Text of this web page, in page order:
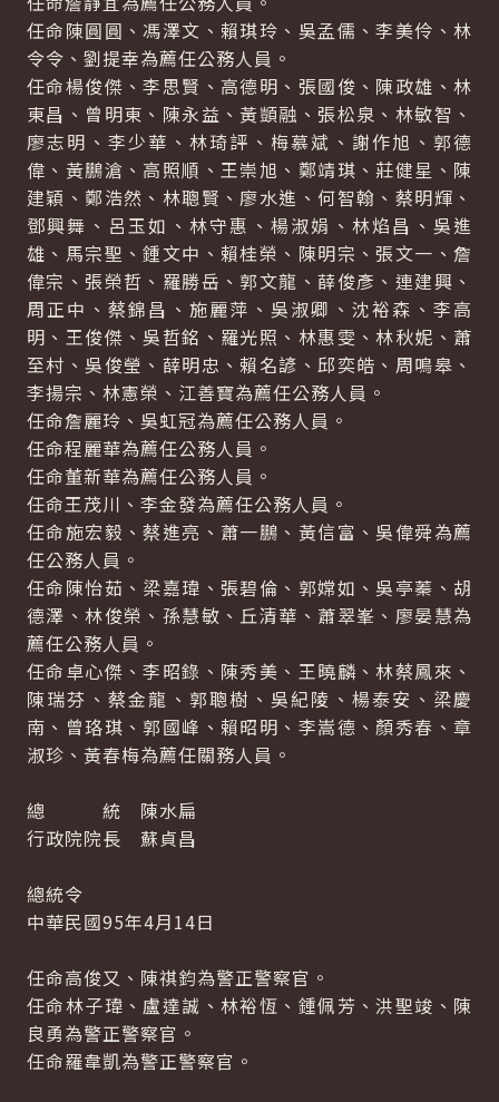
任命陳圓圓、馮澤文、賴琪玲、吳孟儒、李美伶、林
令令、劉提幸為薦任公務人員。
任命楊俊傑、李思賢、高德明、張國俊、陳政雄、林
東昌、曾明東、陳永益、黃顗融、張松泉、林敏智、
廖志明、李少華、林琦評、梅慕斌、謝作旭、郭德
偉、黃鵬滄、高照順、王崇旭、鄭靖琪、莊健星、陳
建穎、鄭浩然、林聰賢、廖水進、何智翰、蔡明輝、
鄧興舞、呂玉如、林守惠、楊淑娟、林焰昌、吳進
雄、馬宗聖、鍾文中、賴桂榮、陳明宗、張文一、詹
偉宗、張榮哲、羅勝岳、郭文龍、薛俊彥、連建興、
周正中、蔡錦昌、施麗萍、吳淑卿、沈裕森、李高
明、王俊傑、吳哲銘、羅光照、林惠雯、林秋妮、蕭
至村、吳俊瑩、薛明忠、賴名諺、邱奕皓、周鳴皋、
李揚宗、林憲榮、江善寶為薦任公務人員。
任命詹麗玲、吳虹冠為薦任公務人員。
任命程麗華為薦任公務人員。
任命董新華為薦任公務人員。
任命王茂川、李金發為薦任公務人員。
任命施宏毅、蔡進亮、蕭一鵬、黃信富、吳偉舜為薦
任公務人員。
任命陳怡茹、梁嘉瑋、張碧倫、郭嫦如、吳亭蓁、胡
德澤、林俊榮、孫慧敏、丘清華、蕭翠峯、廖晏慧為
薦任公務人員。
任命卓心傑、李昭錄、陳秀美、王曉麟、林蔡鳳來、
陳瑞芬、蔡金龍、郭聰樹、吳紀陵、楊泰安、梁慶
南、曾珞琪、郭國峰、賴昭明、李嵩德、顏秀春、章
淑珍、黃春梅為薦任關務人員。
總 統 陳水扁
行政院院長 蘇貞昌
總統令
中華民國95年4月14日
任命高俊又、陳祺鈞為警正警察官。
任命林子瑋、盧達誠、林裕恆、鍾佩芳、洪聖竣、陳
良勇為警正警察官。
任命羅韋凱為警正警察官。